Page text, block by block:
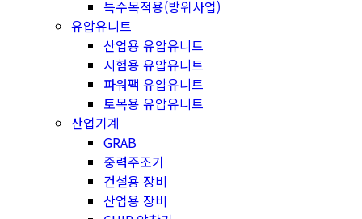
특수목적용(방위사업)
유압유니트
산업용 유압유니트
시험용 유압유니트
파워팩 유압유니트
토목용 유압유니트
산업기계
GRAB
중력주조기
건설용 장비
산업용 장비